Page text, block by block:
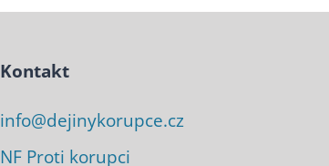
Kontakt
info@dejinykorupce.cz
NF Proti korupci